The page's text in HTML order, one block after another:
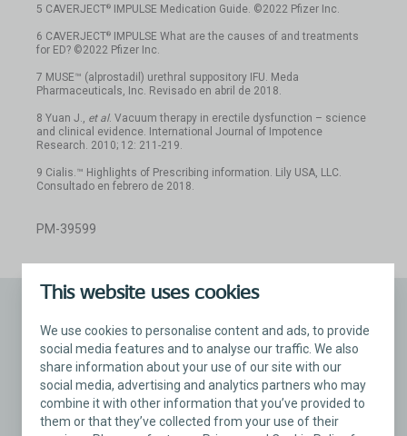
This website uses cookies
We use cookies to personalise content and ads, to provide
social media features and to analyse our traffic. We also
share information about your use of our site with our
social media, advertising and analytics partners who may
combine it with other information that you’ve provided to
them or that they’ve collected from your use of their
5 CAVERJECT® IMPULSE Medication Guide. ©2022 Pfizer Inc.
6 CAVERJECT®
IMPULSE What are the causes of and treatments
for ED? ©2022 Pfizer Inc.
7 MUSE™ (alprostadil) urethral suppository IFU. Meda
Pharmaceuticals, Inc. Revisado en abril de 2018.
8 Yuan J., et al. Vacuum therapy in erectile dysfunction – science
and clinical evidence. International Journal of Impotence
Research. 2010; 12: 211-219.
9 Cialis.™ Highlights of Prescribing information. Lily USA, LLC.
Consultado en febrero de 2018.
PM-39599
Información importante sobre seguridad
Información importante sobre seguridad de la
prótesis peniana inflable Titan® y Titan Touch
La prótesis peniana inflable Titan es un
implante peniano mecánico implantado